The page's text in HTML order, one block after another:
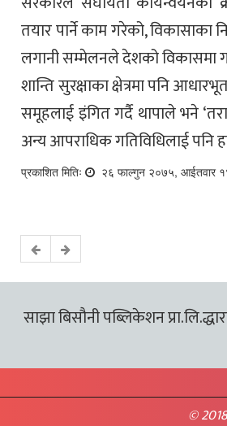
तयार पार्ने काम गरेको, विकासाका
लगानी सम्मेलनले देशको विकासमा
शान्ति सुरक्षाका क्षेत्रमा पनि
समूहलाई इंगित गर्दै थापाले भने
अन्य आपराधिक गतिविधिलाई पनि
प्रकाशित मितिः २६ फाल्गुन २०७५, आईतवार
साझा बिसौनी पब्लिकेशन
©